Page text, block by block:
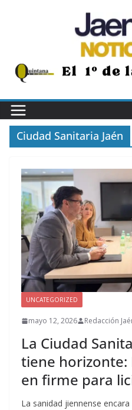
Ciudad Sanitaria Jaén
UNCATEGORIZED
mayo 12, 2026 Redacción
La Ciudad
tiene horizonte:
en firme para
La sanidad jiennense